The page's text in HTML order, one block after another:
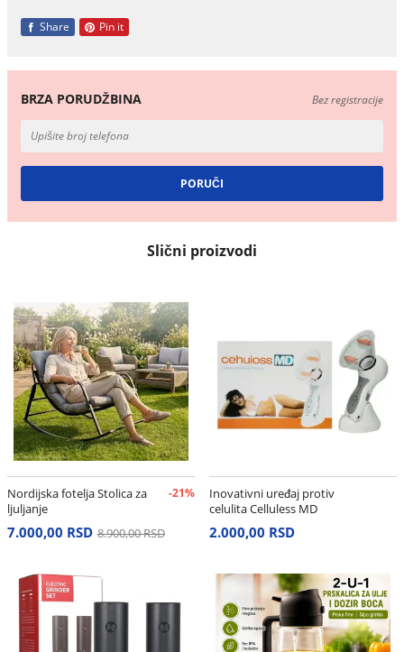
Share Pin it
BRZA PORUDŽBINA Bez registracije
Slični proizvodi
Nordijska fotelja Stolica za
ljuljanje
-21%
7.000,00 RSD 8.900,00 RSD
Inovativni uređaj protiv
celulita Celluless MD
2.000,00 RSD